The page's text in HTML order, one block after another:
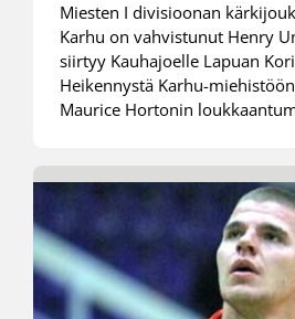
Miesten I divisioonan
Karhu on vahvistunut Henry
siirtyy Kauhajoelle Lapuan
Heikennystä Karhu-
Maurice Hortonin